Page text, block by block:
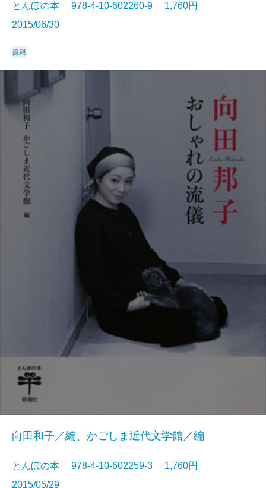
とんぼの本 978-4-10-602260-9 1,760円
2015/06/30
書籍
向田和子／編、かごしま近代文学館／編
とんぼの本 978-4-10-602259-3 1,760円
2015/05/29